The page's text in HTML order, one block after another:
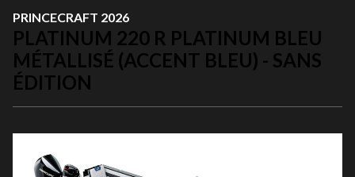
PRINCECRAFT 2026
PLATINUM 220 R PLATINUM BLEU
MÉTALLISÉ (ACCENT BLEU) - SANS
ÉDITION